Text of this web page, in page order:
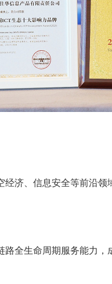
济、信息安全等前沿领
全生命周期服务能力，